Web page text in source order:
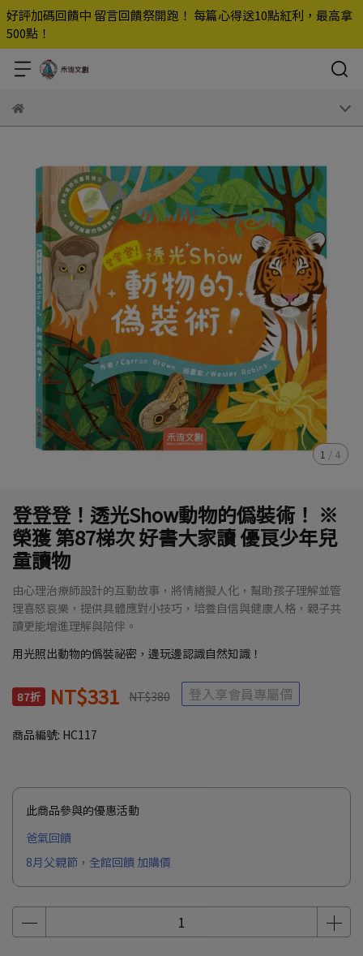
好評加碼回饋中 留言回饋祭開跑！ 每篇心得送10點紅利，最高拿
500點！
1 / 4
登登登！透光Show動物的偽裝術！ ※
榮獲 第87梯次 好書大家讀 優良少年兒
童讀物
由心理治療師設計的互動故事，將情緒擬人化，幫助孩子理解並管
理喜怒哀樂，提供具體應對小技巧，培養自信與健康人格，親子共
讀更能增進理解與陪伴。
用光照出動物的偽裝祕密，邊玩邊認識自然知識！
87折 NT$331 NT$380 登入享會員專屬價
商品編號: HC117
此商品參與的優惠活動
爸氣回饋
8月父親節，全館回饋 加購價